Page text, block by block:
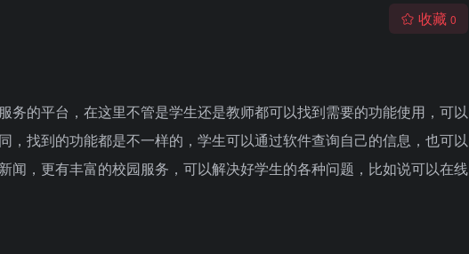
收藏 0
务的平台，在这里不管是学生还是教师都可以找到需要的功能使用，可以
，找到的功能都是不一样的，学生可以通过软件查询自己的信息，也可以
闻，更有丰富的校园服务，可以解决好学生的各种问题，比如说可以在线